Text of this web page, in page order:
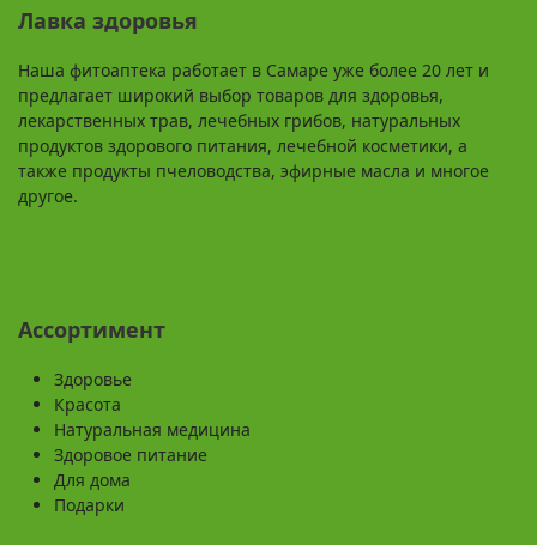
Лавка здоровья
Наша фитоаптека работает в Самаре уже более 20 лет и
предлагает широкий выбор товаров для здоровья,
лекарственных трав, лечебных грибов, натуральных
продуктов здорового питания, лечебной косметики, а
также продукты пчеловодства, эфирные масла и многое
другое.
Ассортимент
Здоровье
Красота
Натуральная медицина
Здоровое питание
Для дома
Подарки